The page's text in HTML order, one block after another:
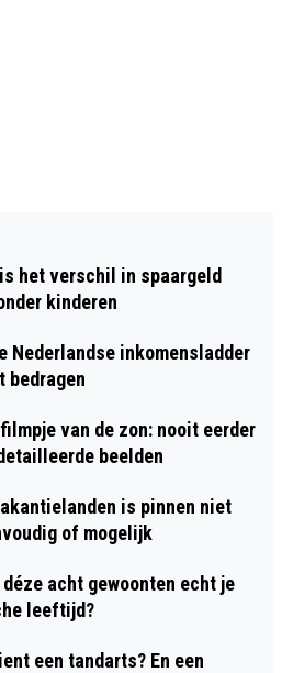
het verschil in spaargeld
kinderen
Nederlandse inkomensladder
bedragen
van de zon: nooit eerder
beelden
is pinnen niet
of mogelijk
acht gewoonten echt je
leeftijd?
een tandarts? En een